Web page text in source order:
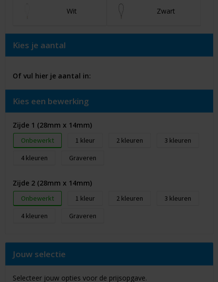
Wit Zwart
Kies je aantal
Of vul hier je aantal in:
Kies een bewerking
Zijde 1 (28mm x 14mm)
Onbewerkt 1 2
3
4
Graveren
Zijde 2 (28mm x 14mm)
Onbewerkt 1 2
3
4
Graveren
Jouw selectie
Selecteer jouw opties voor de prijsopgave.